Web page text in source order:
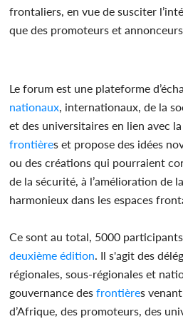
frontaliers, en vue de susciter
que des promoteurs et annonceurs.
Le forum est une plateforme
nationaux , internationaux, de la
et des universitaires en lien avec
frontières et propose des idées
ou des créations qui pourraient
de la sécurité, à l’amélioration de
harmonieux dans les espaces
Ce sont au total, 5000
deuxième édition . Il s'agit des
régionales, sous-régionales et
gouvernance des frontières
d’Afrique, des promoteurs, des